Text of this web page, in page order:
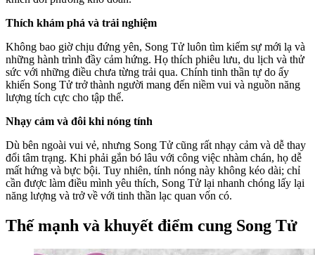
Thích khám phá và trải nghiệm
Không bao giờ chịu đứng yên, Song Tử luôn tìm kiếm sự mới lạ và
những hành trình đầy cảm hứng. Họ thích phiêu lưu, du lịch và thử
sức với những điều chưa từng trải qua. Chính tinh thần tự do ấy
khiến Song Tử trở thành người mang đến niềm vui và nguồn năng
lượng tích cực cho tập thể.
Nhạy cảm và đôi khi nóng tính
Dù bên ngoài vui vẻ, nhưng Song Tử cũng rất nhạy cảm và dễ thay
đổi tâm trạng. Khi phải gắn bó lâu với công việc nhàm chán, họ dễ
mất hứng và bực bội. Tuy nhiên, tính nóng này không kéo dài; chỉ
cần được làm điều mình yêu thích, Song Tử lại nhanh chóng lấy lại
năng lượng và trở về với tinh thần lạc quan vốn có.
Thế mạnh và khuyết điểm cung Song Tử